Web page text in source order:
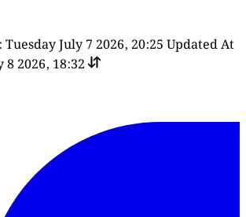
July 7 2026, 20:25 Updated At
8 2026, 18:32